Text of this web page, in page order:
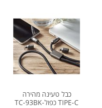
כבל טעינה מהירה
TIPE-C כפול-TC-93BK